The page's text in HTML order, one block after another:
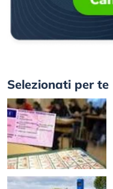
Selezionati per te